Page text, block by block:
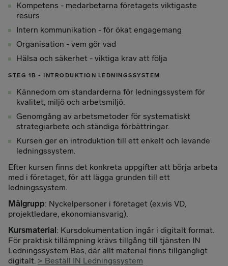
Kompetens - medarbetarna företagets viktigaste
resurs
Intern kommunikation - för ökat engagemang
Organisation - vem gör vad
Hälsa och säkerhet - viktiga krav att följa
STEG 1B - INTRODUKTION LEDNINGSSYSTEM
Kännedom om standarderna för ledningssystem för
kvalitet, miljö och arbetsmiljö.
Genomgång av arbetsmetoder för systematiskt
strategiarbete och ständiga förbättringar.
Kursen ger en introduktion till ett enkelt och levande
ledningssystem.
Efter kursen finns det konkreta uppgifter att börja arbeta
med i företaget, för att lägga grunden till ett
ledningssystem.
Målgrupp: Nyckelpersoner i företaget (ex.vis VD,
projektledare, ekonomiansvarig).
Kursmaterial: Kursdokumentation ingår i digitalt format.
För praktisk tillämpning krävs tillgång till tjänsten IN
Ledningssystem Bas, där allt material finns tillgängligt
digitalt. > Beställ IN Ledningssystem